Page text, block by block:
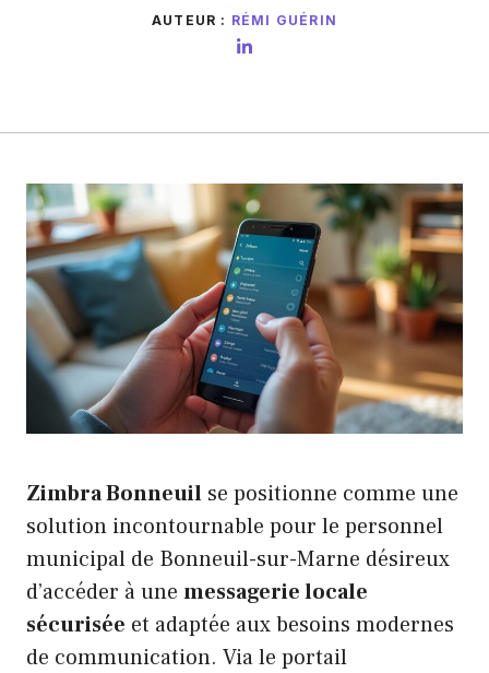
AUTEUR : RÉMI GUÉRIN
Zimbra Bonneuil se positionne comme une
solution incontournable pour le personnel
municipal de Bonneuil-sur-Marne désireux
d’accéder à une messagerie locale
sécurisée et adaptée aux besoins modernes
de communication. Via le portail